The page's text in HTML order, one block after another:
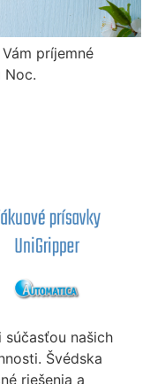
príjemné
Noc.
súčasťou našich
Švédska
riešenia a